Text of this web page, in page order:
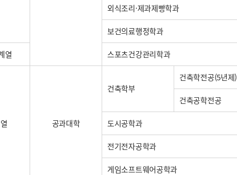
외식조리·제과제빵학과
보건의료행정학과
스포츠건강관리학과
열
공과대학
건축학부
건축학전공(5년제)
건축공학전공
도시공학과
전기전자공학과
게임소프트웨어공학과